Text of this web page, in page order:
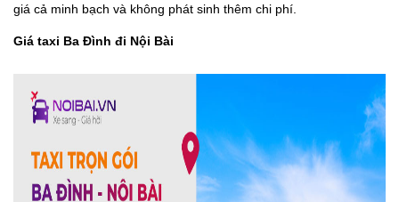
giá cả minh bạch và không phát sinh thêm chi phí.
Giá taxi Ba Đình đi Nội Bài